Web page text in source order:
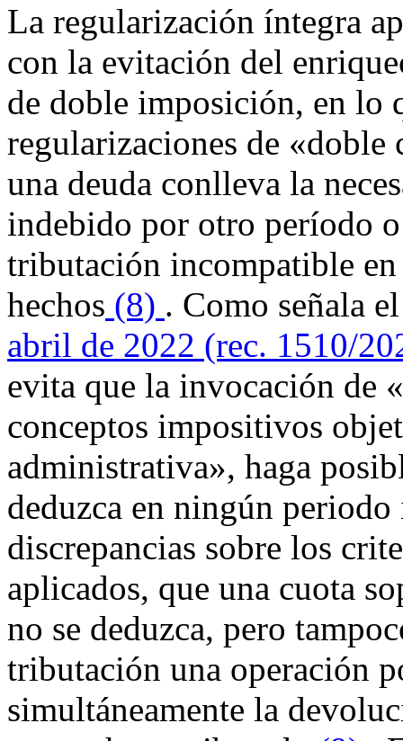
La regularización íntegra
con la evitación del
de doble imposición, en lo
regularizaciones de
una deuda conlleva la
indebido por otro período
tributación incompatible
hechos (8) . Como señala
abril de 2022 (rec. 1510/
evita que la invocación de
conceptos impositivos
administrativa», haga
deduzca en ningún
discrepancias sobre los
aplicados, que una cuota
no se deduzca, pero
tributación una operación
simultáneamente la